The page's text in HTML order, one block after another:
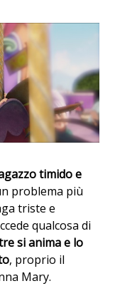
timido e
problema più
triste e
qualcosa di
si anima e lo
, proprio il
Mary.